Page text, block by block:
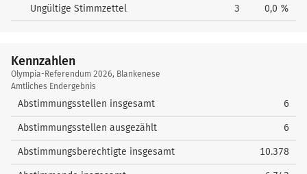
Ungültige Stimmzettel 3 0,0 %
Kennzahlen
Kennzahlen
Olympia-Referendum 2026, Blankenese
Amtliches Endergebnis
Abstimmungsstellen insgesamt 6
Abstimmungsstellen ausgezählt 6
Abstimmungsberechtigte insgesamt 10.378